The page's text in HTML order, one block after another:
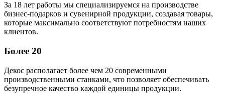
За 18 лет работы мы специализируемся на производстве
бизнес-подарков и сувенирной продукции, создавая товары,
которые максимально соответствуют потребностям наших
клиентов.
Более 20
Декос располагает более чем 20 современными
производственными станками, что позволяет обеспечивать
безупречное качество каждой единицы продукции.